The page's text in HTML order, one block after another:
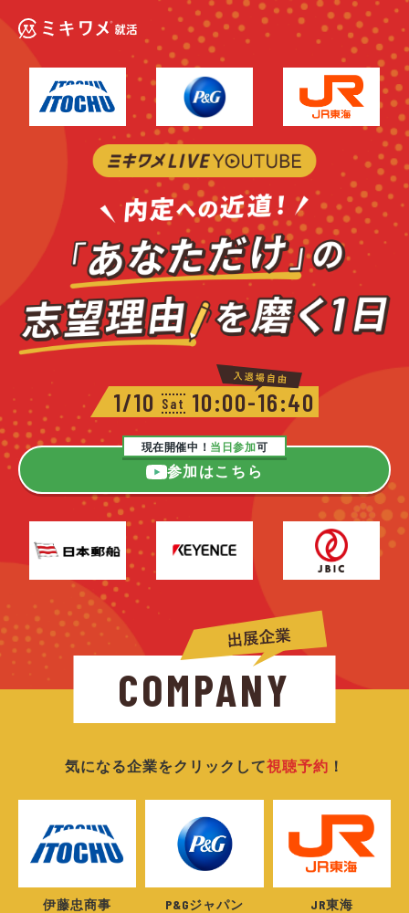
1/10 Sat10:00-16:40
現在開催中！ 当日参加可
参加はこちら
COMPANY
気になる企業をクリックして視聴予約 ！
伊藤忠商事 P&Gジャパン JR東海